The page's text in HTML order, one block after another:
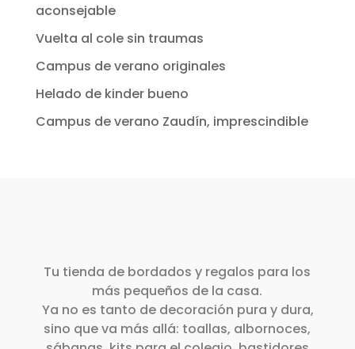
aconsejable
Vuelta al cole sin traumas
Campus de verano originales
Helado de kinder bueno
Campus de verano Zaudín, imprescindible
Tu tienda de bordados y regalos para los
más pequeños de la casa.
Ya no es tanto de decoración pura y dura,
sino que va más allá: toallas, albornoces,